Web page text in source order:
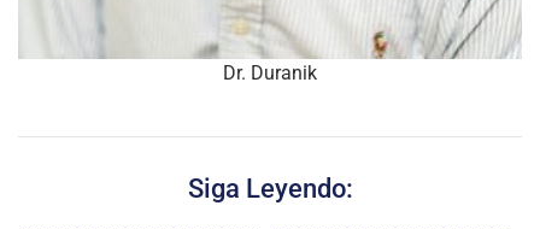
Dr. Duranik
Siga Leyendo: